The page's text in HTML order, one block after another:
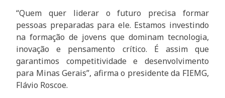
“Quem quer liderar o futuro precisa formar
pessoas preparadas para ele. Estamos investindo
na formação de jovens que dominam tecnologia,
inovação e pensamento crítico. É assim que
garantimos competitividade e desenvolvimento
para Minas Gerais”, afirma o presidente da FIEMG,
Flávio Roscoe.